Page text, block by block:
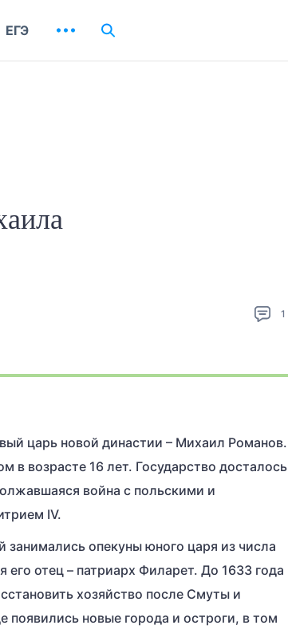
1
царь новой династии – Михаил Романов.
возрасте 16 лет. Государство досталось
война с польскими и
IV.
занимались опекуны юного царя из числа
его отец – патриарх Филарет. До 1633 года
хозяйство после Смуты и
появились новые города и остроги, в том
ЕГЭ